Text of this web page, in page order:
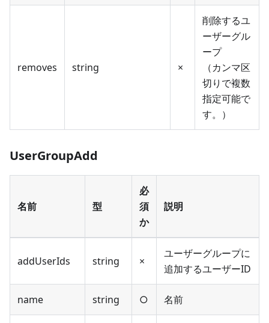
removes string ×
削除するユ
ーザーグル
ープ
（カンマ区
切りで複数
指定可能で
す。）
UserGroupAdd
名前 型
必
須
か
説明
addUserIds string ×
ユーザーグループに
追加するユーザーID
name string ○ 名前